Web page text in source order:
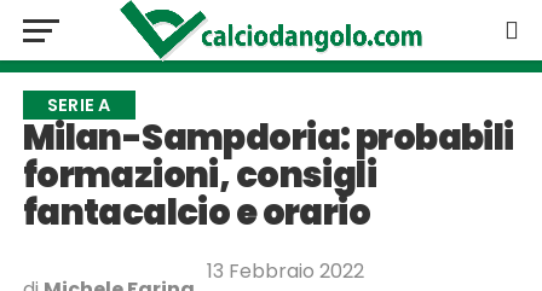
SERIE A
Milan-Sampdoria: probabili
formazioni, consigli
fantacalcio e orario
13 Febbraio 2022